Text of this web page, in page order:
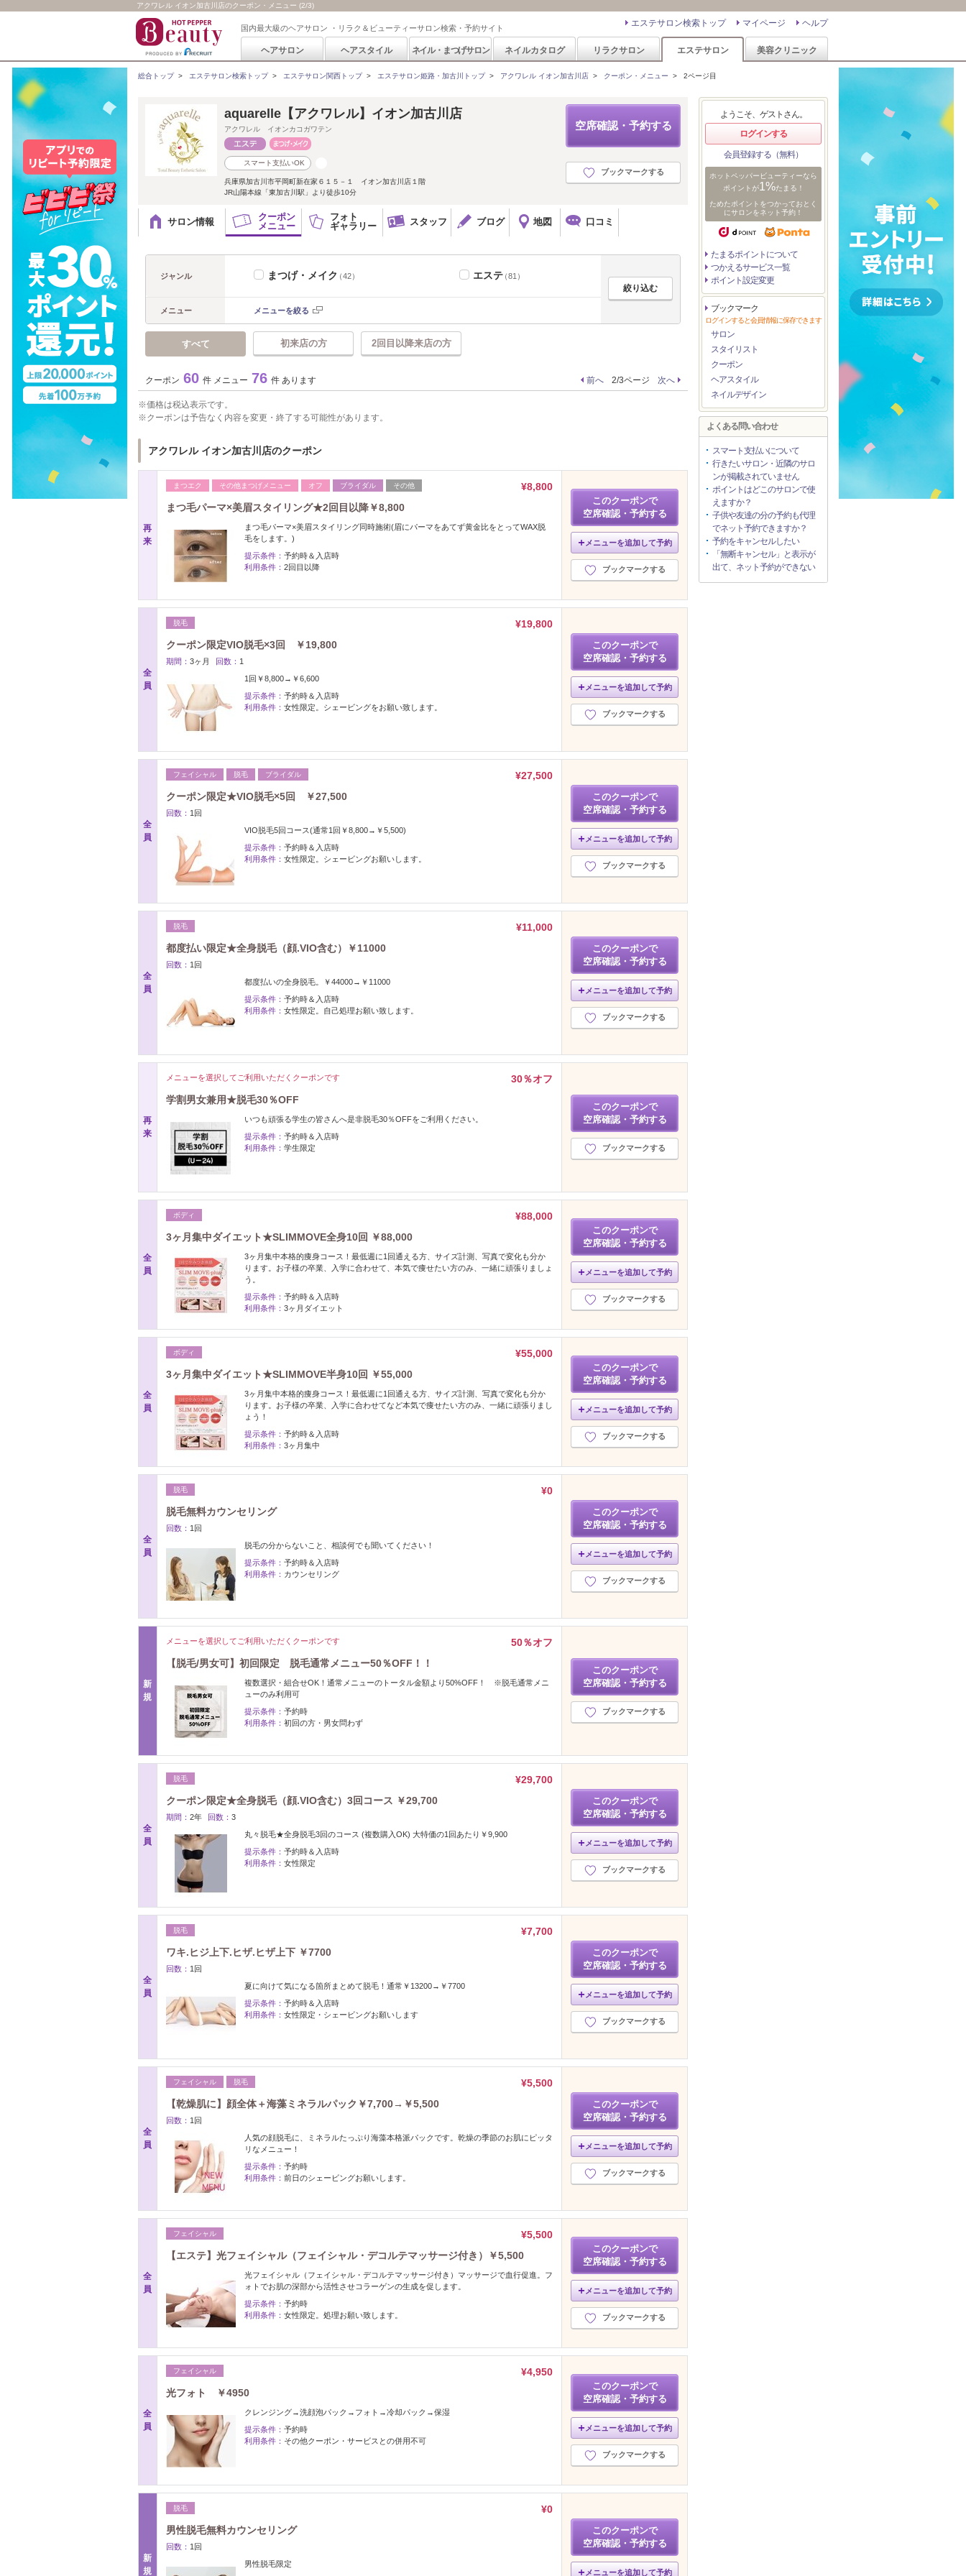
アクワレル イオン加古川店のクーポン・メニュー (2/3)
国内最大級のヘアサロン ・リラク＆ビューティーサロン検索・予約サイト ヘルプ
マイページ
エステサロン検索トップ
ヘアサロン ヘアスタイル ネイル・まつげサロン ネイルカタログ リラクサロン エステサロン 美容クリニック
総合トップ> エステサロン検索トップ> エステサロン関西トップ> エステサロン姫路・加古川トップ> アクワレル イオン加古川店 > クーポン・メニュー > 2ページ目
空席確認・予約する
ブックマークする
aquarelle【アクワレル】イオン加古川店
アクワレル イオンカコガワテン
スマート支払いOK
兵庫県加古川市平岡町新在家６１５－１ イオン加古川店１階
JR山陽本線「東加古川駅」より徒歩10分
サロン情報
クーポン
メニュー
フォト
ギャラリー
スタッフ ブログ 地図 口コミ
ジャンル まつげ・メイク（42） エステ（81）
メニュー メニューを絞る
すべて 初来店の方 2回目以降来店の方
クーポン 60 件 メニュー 76 件 あります 前へ 2/3ページ 次へ
価格は税込表示です。
クーポンは予告なく内容を変更・終了する可能性があります。
アクワレル イオン加古川店のクーポン
再
来
まつエク その他まつげメニュー オフ ブライダル その他
¥8,800
まつ毛パーマ×美眉スタイリング★2回目以降￥8,800
まつ毛パーマ×美眉スタイリング同時施術(眉にパーマをあてず黄金比をとってWAX脱
毛をします。)
提示条件： 予約時＆入店時
利用条件： 2回目以降
このクーポンで
空席確認・予約する
メニューを追加して予約
ブックマークする
全
員
脱毛
¥19,800
クーポン限定VIO脱毛×3回 ￥19,800
期間： 3ヶ月 回数： 1
1回￥8,800→￥6,600
提示条件： 予約時＆入店時
利用条件： 女性限定。シェービングをお願い致します。
このクーポンで
空席確認・予約する
メニューを追加して予約
ブックマークする
全
員
フェイシャル 脱毛 ブライダル
¥27,500
クーポン限定★VIO脱毛×5回 ￥27,500
回数： 1回
VIO脱毛5回コース(通常1回￥8,800→￥5,500)
提示条件： 予約時＆入店時
利用条件： 女性限定。シェービングお願いします。
このクーポンで
空席確認・予約する
メニューを追加して予約
ブックマークする
全
員
脱毛
¥11,000
都度払い限定★全身脱毛（顔.VIO含む）￥11000
回数： 1回
都度払いの全身脱毛。￥44000→￥11000
提示条件： 予約時＆入店時
利用条件： 女性限定。自己処理お願い致します。
このクーポンで
空席確認・予約する
メニューを追加して予約
ブックマークする
再
来
メニューを選択してご利用いただくクーポンです
30％オフ
学割男女兼用★脱毛30％OFF
いつも頑張る学生の皆さんへ是非脱毛30％OFFをご利用ください。
提示条件： 予約時＆入店時
利用条件： 学生限定
このクーポンで
空席確認・予約する
ブックマークする
全
員
ボディ
¥88,000
3ヶ月集中ダイエット★SLIMMOVE全身10回 ￥88,000
3ヶ月集中本格的痩身コース！最低週に1回通える方、サイズ計測、写真で変化も分か
ります。お子様の卒業、入学に合わせて、本気で痩せたい方のみ、一緒に頑張りましょ
う。
提示条件： 予約時＆入店時
利用条件： 3ヶ月ダイエット
このクーポンで
空席確認・予約する
メニューを追加して予約
ブックマークする
全
員
ボディ
¥55,000
3ヶ月集中ダイエット★SLIMMOVE半身10回 ￥55,000
3ヶ月集中本格的痩身コース！最低週に1回通える方、サイズ計測、写真で変化も分か
ります。お子様の卒業、入学に合わせてなど本気で痩せたい方のみ、一緒に頑張りまし
ょう！
提示条件： 予約時＆入店時
利用条件： 3ヶ月集中
このクーポンで
空席確認・予約する
メニューを追加して予約
ブックマークする
全
員
脱毛
¥0
脱毛無料カウンセリング
回数： 1回
脱毛の分からないこと、相談何でも聞いてください！
提示条件： 予約時＆入店時
利用条件： カウンセリング
このクーポンで
空席確認・予約する
メニューを追加して予約
ブックマークする
新
規
メニューを選択してご利用いただくクーポンです
50％オフ
【脱毛/男女可】初回限定 脱毛通常メニュー50％OFF！！
複数選択・組合せOK！通常メニューのトータル金額より50%OFF！ ※脱毛通常メニ
ューのみ利用可
提示条件： 予約時
利用条件： 初回の方・男女問わず
このクーポンで
空席確認・予約する
ブックマークする
全
員
脱毛
¥29,700
クーポン限定★全身脱毛（顔.VIO含む）3回コース ￥29,700
期間： 2年 回数： 3
丸々脱毛★全身脱毛3回のコース (複数購入OK) 大特価の1回あたり￥9,900
提示条件： 予約時＆入店時
利用条件： 女性限定
このクーポンで
空席確認・予約する
メニューを追加して予約
ブックマークする
全
員
脱毛
¥7,700
ワキ.ヒジ上下.ヒザ.ヒザ上下 ￥7700
回数： 1回
夏に向けて気になる箇所まとめて脱毛！通常￥13200→￥7700
提示条件： 予約時＆入店時
利用条件： 女性限定・シェービングお願いします
このクーポンで
空席確認・予約する
メニューを追加して予約
ブックマークする
全
員
フェイシャル 脱毛
¥5,500
【乾燥肌に】顔全体＋海藻ミネラルパック￥7,700→￥5,500
回数： 1回
人気の顔脱毛に、ミネラルたっぷり海藻本格派パックです。乾燥の季節のお肌にピッタ
リなメニュー！
提示条件： 予約時
利用条件： 前日のシェービングお願いします。
このクーポンで
空席確認・予約する
メニューを追加して予約
ブックマークする
全
員
フェイシャル
¥5,500
【エステ】光フェイシャル（フェイシャル・デコルテマッサージ付き）￥5,500
光フェイシャル（フェイシャル・デコルテマッサージ付き）マッサージで血行促進。フ
ォトでお肌の深部から活性させコラーゲンの生成を促します。
提示条件： 予約時
利用条件： 女性限定。処理お願い致します。
このクーポンで
空席確認・予約する
メニューを追加して予約
ブックマークする
全
員
フェイシャル
¥4,950
光フォト ￥4950
クレンジング→洗顔泡パック→フォト→冷却パック→保湿
提示条件： 予約時
利用条件： その他クーポン・サービスとの併用不可
このクーポンで
空席確認・予約する
メニューを追加して予約
ブックマークする
新
規
脱毛
¥0
男性脱毛無料カウンセリング
回数： 1回
男性脱毛限定
このクーポンで
空席確認・予約する
メニューを追加して予約
ようこそ、ゲストさん。
ログインする
会員登録する（無料）
ホットペッパービューティーなら
ポイントが1%たまる！
ためたポイントをつかっておとく
にサロンをネット予約！
たまるポイントについて
つかえるサービス一覧
ポイント設定変更
ブックマーク
ログインすると会員情報に保存できます
サロン
スタイリスト
クーポン
ヘアスタイル
ネイルデザイン
よくある問い合わせ
スマート支払いについて
行きたいサロン・近隣のサロ
ンが掲載されていません
ポイントはどこのサロンで使
えますか？
子供や友達の分の予約も代理
でネット予約できますか？
予約をキャンセルしたい
「無断キャンセル」と表示が
出て、ネット予約ができない